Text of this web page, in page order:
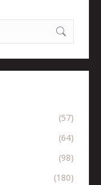
(57)
(64)
(98)
(180)